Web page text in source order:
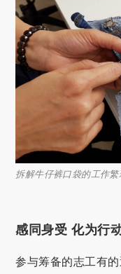
拆解牛仔裤口袋的工作繁
感同身受 化为行
参与筹备的志工有